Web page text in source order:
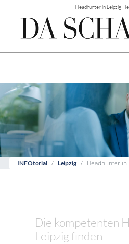
Headhunter in Leipzig
INFOtorial Leipzig
Headhunter in
Die kompetenten
Leipzig finden